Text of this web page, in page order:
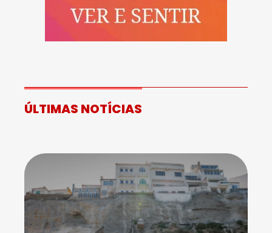
ÚLTIMAS NOTÍCIAS